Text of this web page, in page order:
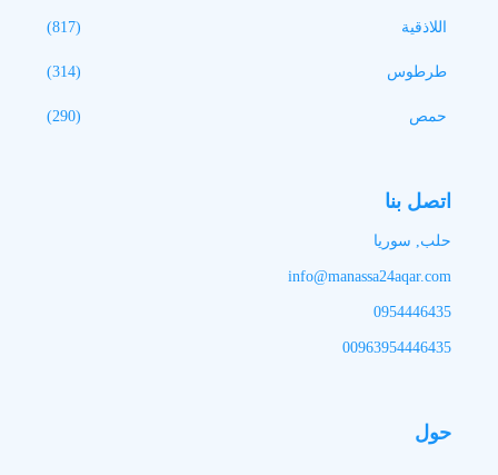
اللاذقية (817)
طرطوس (314)
حمص (290)
اتصل بنا
حلب, سوريا
info@manassa24aqar.com
0954446435
00963954446435
حول